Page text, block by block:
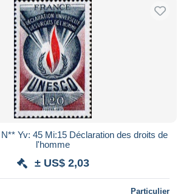
Yv: 45 Mi:15 Déclaration des droits de
l'homme
± US$ 2,03
Particulier